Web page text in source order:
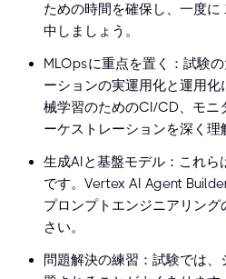
ための時間を確保し、一度
中しましょう。
MLOpsに重点を置く：試験
ーションの実運用化と運用
械学習のためのCI/CD、モニ
ーケストレーションを深く理
生成AIと基盤モデル：これ
です。Vertex AI Agent
プロンプトエンジニアリン
さい。
問題解決の練習：試験では